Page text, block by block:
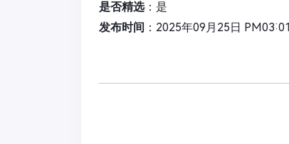
是否精选：是
发布时间 ：2025年09月25日